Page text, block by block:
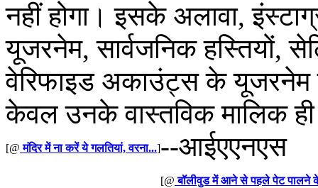
नहीं होगा। इसके अलावा,
यूजरनेम, सार्वजनिक हस्तियों,
वेरिफाइड अकाउंट्स के यूजरनेम
केवल उनके वास्तविक मालिक
--आईएएनएस
[@ मंदिर में ना करें ये गलतियां, वरना...]
[@ बॉलीवुड में आने से पहले पेट पालने